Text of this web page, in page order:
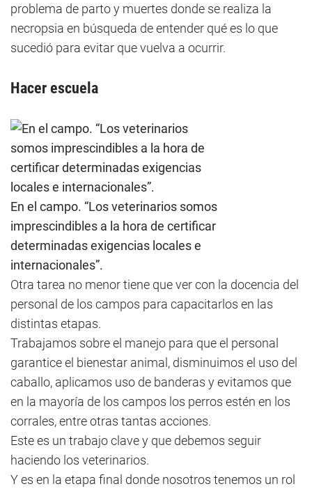
problema de parto y muertes donde se realiza la
necropsia en búsqueda de entender qué es lo que
sucedió para evitar que vuelva a ocurrir.
Hacer escuela
En el campo. “Los veterinarios somos
imprescindibles a la hora de certificar
determinadas exigencias locales e
internacionales”.
Otra tarea no menor tiene que ver con la docencia del
personal de los campos para capacitarlos en las
distintas etapas.
Trabajamos sobre el manejo para que el personal
garantice el bienestar animal, disminuimos el uso del
caballo, aplicamos uso de banderas y evitamos que
en la mayoría de los campos los perros estén en los
corrales, entre otras tantas acciones.
Este es un trabajo clave y que debemos seguir
haciendo los veterinarios.
Y es en la etapa final donde nosotros tenemos un rol